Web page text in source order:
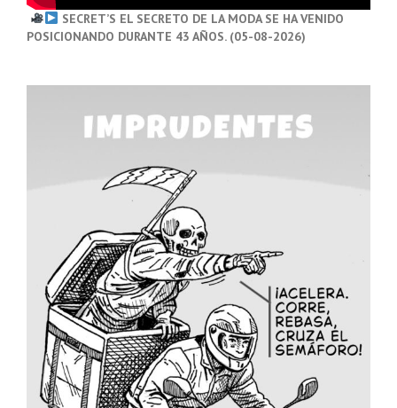
SECRET’S EL SECRETO DE LA MODA SE HA VENIDO
POSICIONANDO DURANTE 43 AÑOS. (05-08-2026)